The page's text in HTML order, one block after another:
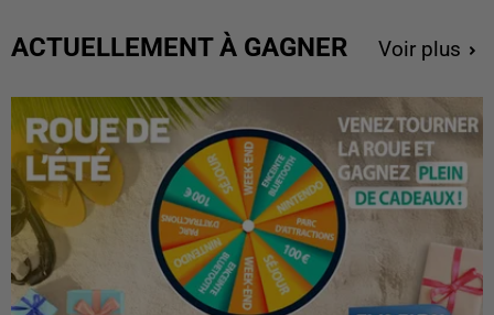
ACTUELLEMENT À GAGNER Voir plus